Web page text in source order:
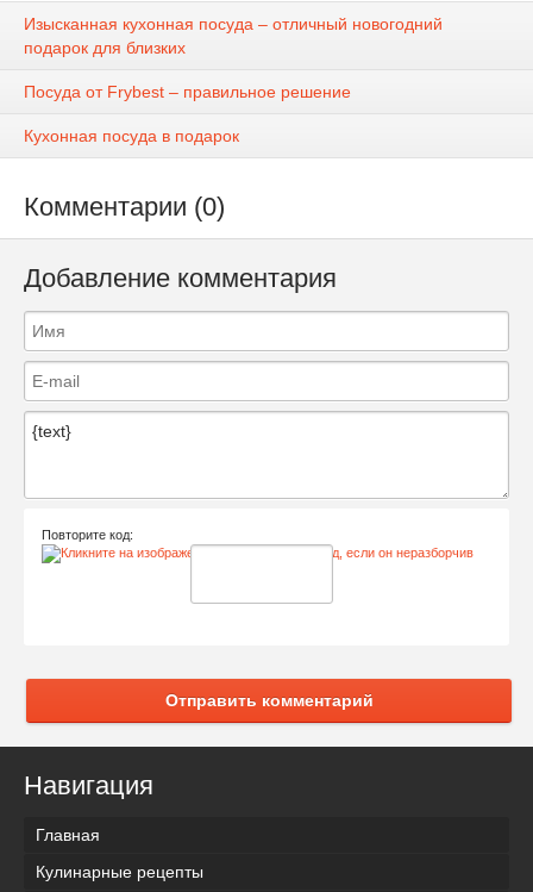
Изысканная кухонная посуда – отличный новогодний
подарок для близких
Посуда от Frybest – правильное решение
Кухонная посуда в подарок
Комментарии (0)
Добавление комментария
Повторите код:
Отправить комментарий
Навигация
Главная
Кулинарные рецепты